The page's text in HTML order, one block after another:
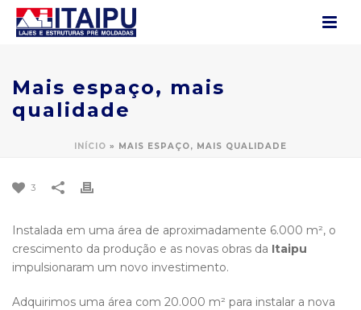
Mais espaço, mais
qualidade
INÍCIO » MAIS ESPAÇO, MAIS QUALIDADE
3
Instalada em uma área de aproximadamente 6.000 m², o
crescimento da produção e as novas obras da Itaipu
impulsionaram um novo investimento.
Adquirimos uma área com 20.000 m² para instalar a nova